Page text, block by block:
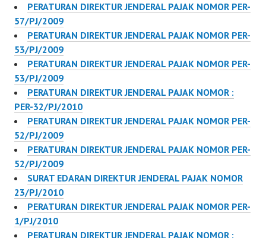
PERATURAN DIREKTUR JENDERAL PAJAK NOMOR PER-
57/PJ/2009
PERATURAN DIREKTUR JENDERAL PAJAK NOMOR PER-
53/PJ/2009
PERATURAN DIREKTUR JENDERAL PAJAK NOMOR PER-
53/PJ/2009
PERATURAN DIREKTUR JENDERAL PAJAK NOMOR :
PER-32/PJ/2010
PERATURAN DIREKTUR JENDERAL PAJAK NOMOR PER-
52/PJ/2009
PERATURAN DIREKTUR JENDERAL PAJAK NOMOR PER-
52/PJ/2009
SURAT EDARAN DIREKTUR JENDERAL PAJAK NOMOR
23/PJ/2010
PERATURAN DIREKTUR JENDERAL PAJAK NOMOR PER-
1/PJ/2010
PERATURAN DIREKTUR JENDERAL PAJAK NOMOR :